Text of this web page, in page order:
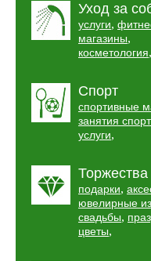
Уход за
услуги,
магазины,
косметология,
Спорт
спортивные
занятия
услуги,
Торжества
подарки,
ювелирные
свадьбы,
цветы,